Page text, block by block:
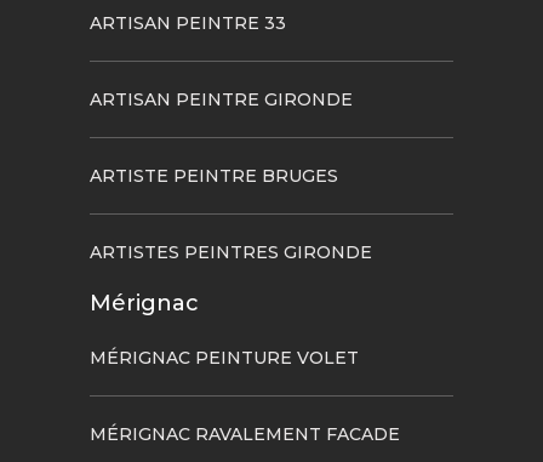
ARTISAN PEINTRE 33
ARTISAN PEINTRE GIRONDE
ARTISTE PEINTRE BRUGES
ARTISTES PEINTRES GIRONDE
Mérignac
MÉRIGNAC PEINTURE VOLET
MÉRIGNAC RAVALEMENT FACADE